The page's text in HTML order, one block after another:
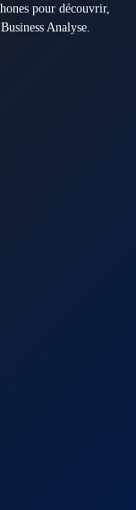
pour découvrir,
Analyse.